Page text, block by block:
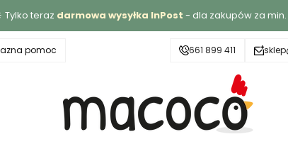
Tylko teraz darmowa wysyłka InPost - dla zakupów za min.
pomoc 661 899 411